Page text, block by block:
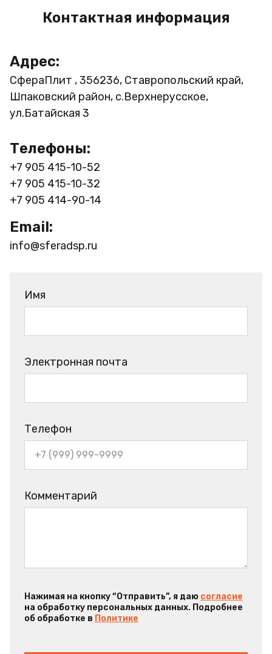
Контактная информация
Адрес:
СфераПлит , 356236, Ставропольский край,
Шпаковский район, с.Верхнерусское,
ул.Батайская 3
Телефоны:
+7 905 415-10-52
+7 905 415-10-32
+7 905 414-90-14
Email:
info@sferadsp.ru
Имя
Электронная почта
Телефон
Комментарий
Нажимая на кнопку “Отправить”, я даю согласие
на обработку персональных данных. Подробнее
об обработке в Политике